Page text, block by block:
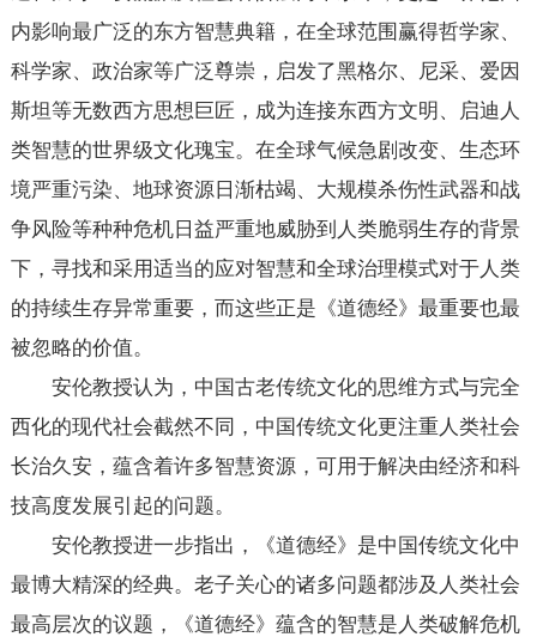
内影响最广泛的东方智慧典籍，在全球范围赢得哲学家、
科学家、政治家等广泛尊崇，启发了黑格尔、尼采、爱因
斯坦等无数西方思想巨匠，成为连接东西方文明、启迪人
类智慧的世界级文化瑰宝。在全球气候急剧改变、生态环
境严重污染、地球资源日渐枯竭、大规模杀伤性武器和战
争风险等种种危机日益严重地威胁到人类脆弱生存的背景
下，寻找和采用适当的应对智慧和全球治理模式对于人类
的持续生存异常重要，而这些正是《道德经》最重要也最
被忽略的价值。
安伦教授认为，中国古老传统文化的思维方式与完全
西化的现代社会截然不同，中国传统文化更注重人类社会
长治久安，蕴含着许多智慧资源，可用于解决由经济和科
技高度发展引起的问题。
安伦教授进一步指出，《道德经》是中国传统文化中
最博大精深的经典。老子关心的诸多问题都涉及人类社会
最高层次的议题，《道德经》蕴含的智慧是人类破解危机